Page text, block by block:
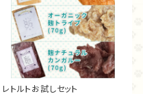
レトルトお試しセット